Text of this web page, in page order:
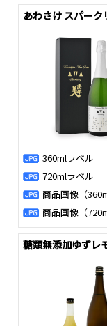
あわさけ スパーク
360mlラベル
720mlラベル
商品画像（
商品画像（
糖類無添加ゆずレ